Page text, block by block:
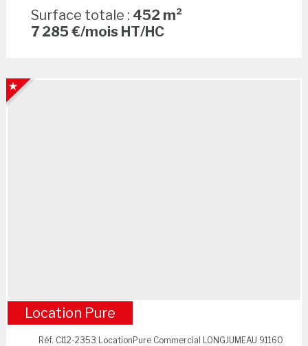
Surface totale : 452 m²
7 285 €/mois HT/HC
Centre ville
Location Pure
Réf. CI12-2353 LocationPure Commercial LONGJUMEAU 91160